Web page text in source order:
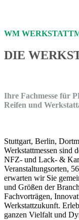
WM
DIE
Ihre Fachmesse für
Reifen und
Stuttgart, Berlin,
Werkstattmessen sind
NFZ- und Lack- &
Veranstaltungsorten,
erwarten wir Sie
und Größen der
Fachvorträgen,
Werkstattzukunft.
ganzen Vielfalt und